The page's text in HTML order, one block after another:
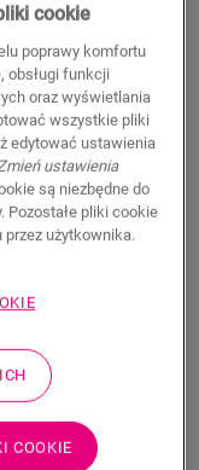
Listwę
za pomocą
wielu listew
w zestawie).
uzyskać
cookie
poprawy komfortu
obsługi funkcji
oraz wyświetlania
wszystkie pliki
edytować ustawienia
ustawienia
są niezbędne do
Pozostałe pliki cookie
przez użytkownika.
COOKIE